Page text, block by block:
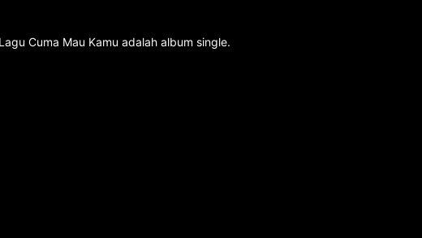
Cuma Mau Kamu adalah album single.